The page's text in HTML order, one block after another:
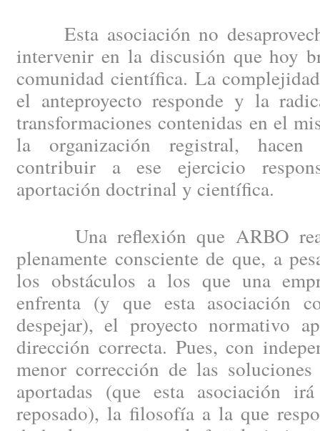
Esta asociación no
intervenir en la discusión que hoy
comunidad científica. La
el anteproyecto responde y la
transformaciones contenidas en el
la organización registral, hacen
contribuir a ese ejercicio
aportación doctrinal y científica.
Una reflexión que ARBO
plenamente consciente de que, a
los obstáculos a los que una
enfrenta (y que esta asociación
despejar), el proyecto normativo
dirección correcta. Pues, con
menor corrección de las
aportadas (que esta asociación
reposado), la filosofía a la que